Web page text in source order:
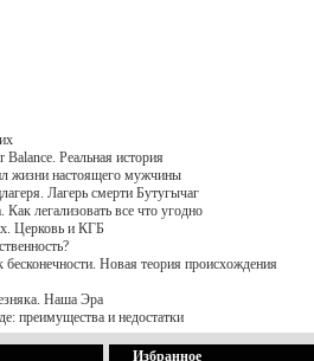
Balance. Реальная история
жизни настоящего мужчины
Лагерь смерти Бутугычаг
легализовать все что угодно
Церковь и КГБ
бесконечности. Новая теория происхождения
Наша Эра
преимущества и недостатки
Избранное